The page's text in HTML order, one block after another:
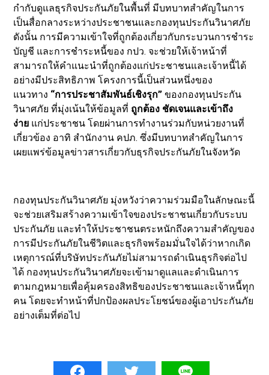
กำกับดูแลธุรกิจประกันภัยในพื้นที่ มีบทบาทสำคัญในการ
เป็นสื่อกลางระหว่างประชาชนและกองทุนประกันวินาศภัย
ดังนั้น การมีความเข้าใจที่ถูกต้องเกี่ยวกับกระบวนการชำระ
บัญชี และการชำระหนี้ของ กปว. จะช่วยให้เจ้าหน้าที่
สามารถให้คำแนะนำที่ถูกต้องแก่ประชาชนและเจ้าหนี้ได้
อย่างมีประสิทธิภาพ โครงการนี้เป็นส่วนหนึ่งของ
แนวทาง “การประชาสัมพันธ์เชิงรุก” ของกองทุนประกัน
วินาศภัย ที่มุ่งเน้นให้ข้อมูลที่ ถูกต้อง ชัดเจนและเข้าถึง
ง่าย แก่ประชาชน โดยผ่านการทำงานร่วมกับหน่วยงานที่
เกี่ยวข้อง อาทิ สำนักงาน คปภ. ซึ่งมีบทบาทสำคัญในการ
เผยแพร่ข้อมูลข่าวสารเกี่ยวกับธุรกิจประกันภัยในจังหวัด
กองทุนประกันวินาศภัย มุ่งหวังว่าความร่วมมือในลักษณะนี้
จะช่วยเสริมสร้างความเข้าใจของประชาชนเกี่ยวกับระบบ
ประกันภัย และทำให้ประชาชนตระหนักถึงความสำคัญของ
การมีประกันภัยในชีวิตและธุรกิจพร้อมมั่นใจได้ว่าหากเกิด
เหตุการณ์ที่บริษัทประกันภัยไม่สามารถดำเนินธุรกิจต่อไป
ได้ กองทุนประกันวินาศภัยจะเข้ามาดูแลและดำเนินการ
ตามกฎหมายเพื่อคุ้มครองสิทธิของประชาชนและเจ้าหนี้ทุก
คน โดยจะทำหน้าที่ปกป้องผลประโยชน์ของผู้เอาประกันภัย
อย่างเต็มที่ต่อไป